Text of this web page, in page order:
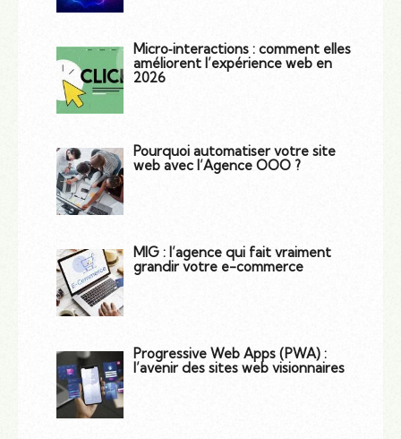
Micro‑interactions : comment elles
améliorent l’expérience web en
2026
Pourquoi automatiser votre site
web avec l’Agence OOO ?
MIG : l’agence qui fait vraiment
grandir votre e-commerce
Progressive Web Apps (PWA) :
l’avenir des sites web visionnaires